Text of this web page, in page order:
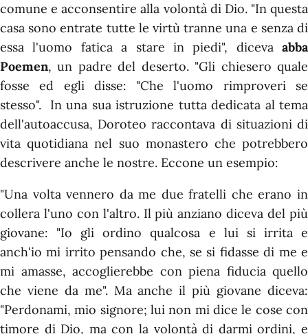
comune e acconsentire alla volontà di Dio. "In questa
casa sono entrate tutte le virtù tranne una e senza di
essa l'uomo fatica a stare in piedi", diceva abba
Poemen, un padre del deserto. "Gli chiesero quale
fosse ed egli disse: "Che l'uomo rimproveri se
stesso". In una sua istruzione tutta dedicata al tema
dell'autoaccusa, Doroteo raccontava di situazioni di
vita quotidiana nel suo monastero che potrebbero
descrivere anche le nostre. Eccone un esempio:
"Una volta vennero da me due fratelli che erano in
collera l'uno con l'altro. Il più anziano diceva del più
giovane: "Io gli ordino qualcosa e lui si irrita e
anch'io mi irrito pensando che, se si fidasse di me e
mi amasse, accoglierebbe con piena fiducia quello
che viene da me". Ma anche il più giovane diceva:
"Perdonami, mio signore; lui non mi dice le cose con
timore di Dio, ma con la volontà di darmi ordini, e